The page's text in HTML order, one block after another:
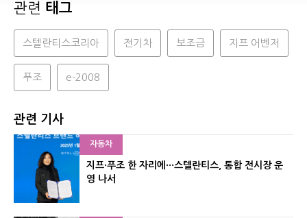
관련 태그
스텔란티스코리아 전기차 보조금 지프 어벤저
푸조 e-2008
관련 기사
자동차
지프·푸조 한 자리에···스텔란티스, 통합 전시장 운
영 나서